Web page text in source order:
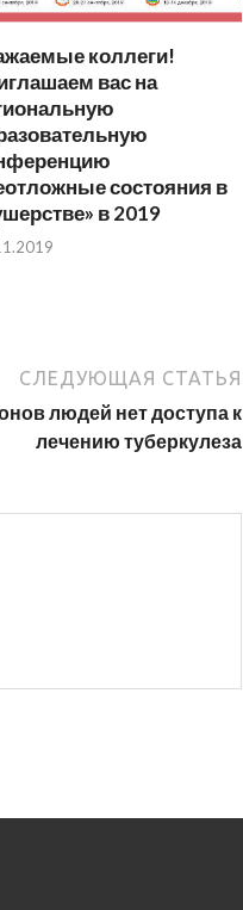
коллеги!
вас на
состояния в
в 2019
СЛЕДУЮЩАЯ СТАТЬЯ
людей нет доступа к
лечению туберкулеза